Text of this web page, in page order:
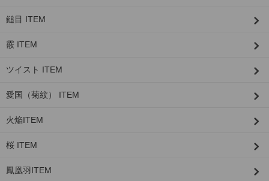
鎚目 ITEM
霰 ITEM
ツイスト ITEM
愛国（菊紋） ITEM
火焔ITEM
桜 ITEM
鳳凰羽ITEM